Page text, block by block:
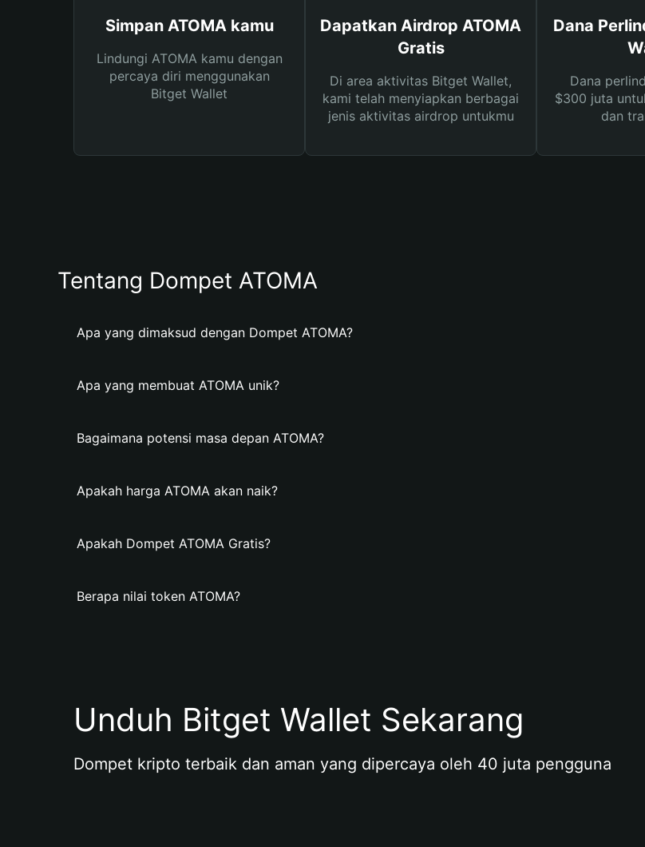
Simpan ATOMA kamu
Lindungi ATOMA kamu dengan
percaya diri menggunakan
Bitget Wallet
Dapatkan Airdrop ATOMA
Gratis
Di area aktivitas Bitget Wallet,
kami telah menyiapkan berbagai
jenis aktivitas airdrop untukmu
Dana
Dana
$300 juta
dan
Tentang Dompet ATOMA
Apa yang dimaksud dengan Dompet ATOMA?
Apa yang membuat ATOMA unik?
Bagaimana potensi masa depan ATOMA?
Apakah harga ATOMA akan naik?
Apakah Dompet ATOMA Gratis?
Berapa nilai token ATOMA?
Unduh Bitget Wallet Sekarang
Dompet kripto terbaik dan aman yang dipercaya oleh 40 juta pengguna